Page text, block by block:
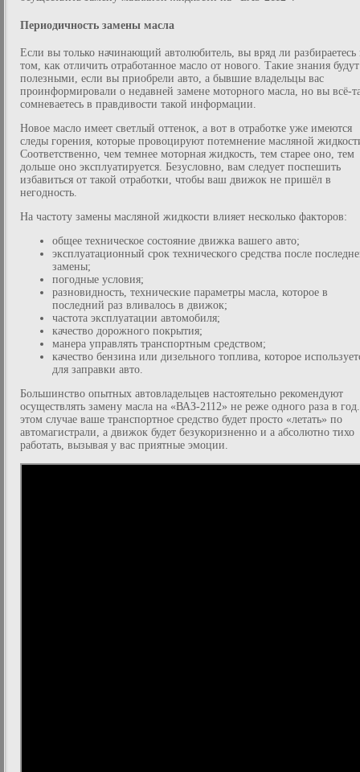
Периодичность замены масла
Если вы только начинающий автолюбитель, вы вряд ли разбираетесь
том, как отличить отработанное масло от нового. Такие знания будут
полезными, если вы приобрели авто, а бывшие владельцы вас
проинформировали о недавней замене моторного масла, но вы всё-
сомневаетесь в правдивости такой информации.
Новое масло имеет светлый оттенок, а вот в отработке уже имеются
следы горения, которые провоцируют потемнение масляной
Соответственно, чем темнее моторная жидкость, тем старее оно, тем
дольше оно эксплуатируется. Безусловно, вам следует поспешить
избавиться от такой отработки, чтобы ваш движок не пришёл в
негодность.
На частоту замены масляной жидкости влияет несколько факторов:
общее техническое состояние движка вашего авто;
эксплуатационный срок технического средства после
замены;
погодные условия;
разновидность, технические параметры масла, которое в
последний раз вливалось в движок;
частота эксплуатации автомобиля;
качество дорожного покрытия;
манера управлять транспортным средством;
качество бензина или дизельного топлива, которое
для заправки авто.
Большинство опытных автовладельцев настоятельно рекомендуют
осуществлять замену масла на «ВАЗ-2112» не реже одного раза в
этом случае ваше транспортное средство будет просто «летать» по
автомагистрали, а движок будет безукоризненно и а абсолютно тихо
работать, вызывая у вас приятные эмоции.